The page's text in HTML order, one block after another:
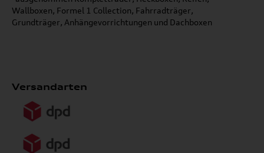
Wallboxen, Formel 1 Collection, Fahrradträger,
Grundträger, Anhängevorrichtungen und Dachboxen
Versandarten